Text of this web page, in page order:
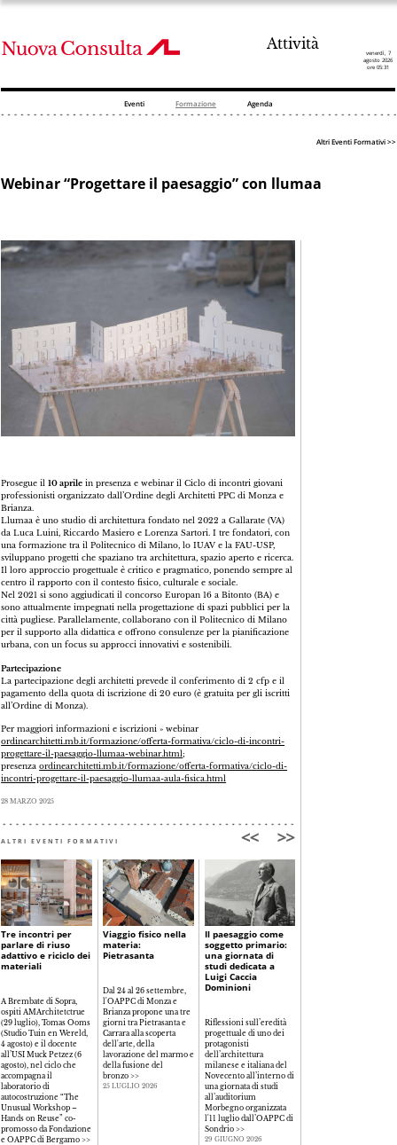
Attività
venerdì, 7
agosto 2026
ore 05:31
Eventi Formazione Agenda
Altri Eventi Formativi >>
Webinar “Progettare il paesaggio” con llumaa
Prosegue il10 aprile in presenza e webinar il Ciclo di incontri giovani
professionisti organizzato dall’Ordine degli Architetti PPC di Monza e
Brianza.
Llumaa è uno studio di architettura fondato nel 2022 a Gallarate (VA)
da Luca Luini, Riccardo Masiero e Lorenza Sartori. I tre fondatori, con
una formazione tra il Politecnico di Milano, lo IUAV e la FAU-USP,
sviluppano progetti che spaziano tra architettura, spazio aperto e ricerca.
Il loro approccio progettuale è critico e pragmatico, ponendo sempre al
centro il rapporto con il contesto fisico, culturale e sociale.
Nel 2021 si sono aggiudicati il concorso Europan 16 a Bitonto (BA) e
sono attualmente impegnati nella progettazione di spazi pubblici per la
città pugliese. Parallelamente, collaborano con il Politecnico di Milano
per il supporto alla didattica e offrono consulenze per la pianificazione
urbana, con un focus su approcci innovativi e sostenibili.
Partecipazione
La partecipazione degli architetti prevede il conferimento di 2 cfp e il
pagamento della quota di iscrizione di 20 euro (è gratuita per gli iscritti
all’Ordine di Monza).
Per maggiori informazioni e iscrizioni » webinar
ordinearchitetti.mb.it/formazione/offerta-formativa/ciclo-di-incontri-
progettare-il-paesaggio-llumaa-webinar.html;
presenzaordinearchitetti.mb.it/formazione/offerta-formativa/ciclo-di-
incontri-progettare-il-paesaggio-llumaa-aula-fisica.html
28 MARZO 2025
ALTRI EVENTI FORMATIVI
Tre incontri per
parlare di riuso
adattivo e riciclo dei
materiali
A Brembate di Sopra,
ospiti AMArchitetctrue
(29 luglio), Tomas Ooms
(Studio Tuin en Wereld,
4 agosto) e il docente
all’USI Muck Petzez (6
agosto), nel ciclo che
accompagna il
laboratorio di
autocostruzione “The
Unusual Workshop –
Hands on Reuse” co-
promosso da Fondazione
e OAPPC di Bergamo >>
Viaggio fisico nella
materia:
Pietrasanta
Dal 24 al 26 settembre,
l'OAPPC di Monza e
Brianza propone una tre
giorni tra Pietrasanta e
Carrara alla scoperta
dell'arte, della
lavorazione del marmo e
della fusione del
bronzo>>
25 LUGLIO 2026
Il paesaggio come
soggetto primario:
una giornata di
studi dedicata a
Luigi Caccia
Dominioni
Riflessioni sull’eredità
progettuale di uno dei
protagonisti
dell’architettura
milanese e italiana del
Novecento all’interno di
una giornata di studi
all’auditorium
Morbegno organizzata
l'11 luglio dall’OAPPC di
Sondrio>>
29 GIUGNO 2026